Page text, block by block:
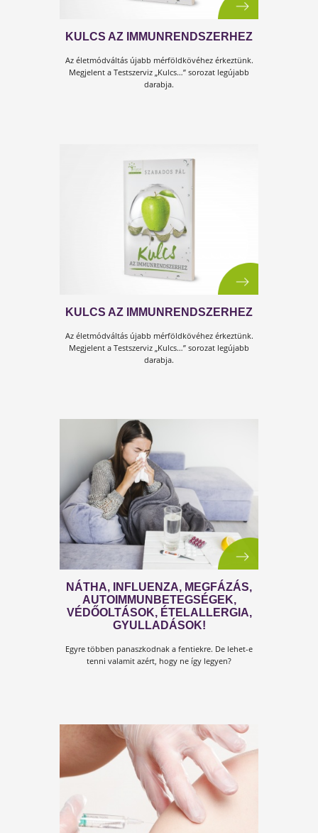
NÁTHA VAGY INFLUENZA -
RÉSZLET A KULCS AZ
IMMUNRENDSZERHEZ
Ingyenes, letölthető részlet a legaktuálisabb
könyvünkből!
KULCS AZ IMMUNRENDSZER
HELYREÁLLÍTÁSA!!! HOGYAN?
AZONNALI ÉLETMÓDVÁLTÁSSAL!
Ma különösen fontosak lettek azok a bárki által
megtehető életmódbeli változtatások, amelyekkel